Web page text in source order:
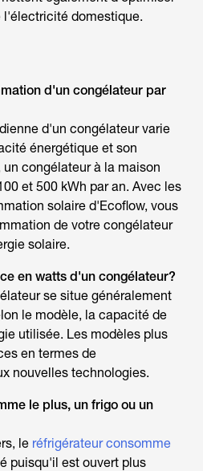
l'électricité domestique.
d'un congélateur par
d'un congélateur varie
énergétique et son
congélateur à la maison
et 500 kWh par an. Avec les
solaire d'Ecoflow, vous
de votre congélateur
solaire.
en watts d'un congélateur?
se situe généralement
le modèle, la capacité de
utilisée. Les modèles plus
en termes de
nouvelles technologies.
le plus, un frigo ou un
le réfrigérateur consomme
puisqu'il est ouvert plus